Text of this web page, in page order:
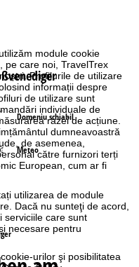
module cookie
pe care noi, TravelTrex
Profilurile de utilizare
informații despre
de utilizare sunt
individuale de
razei de acțiune.
dumneavoastră
de asemenea,
către furnizori terți
European, cum ar fi
utilizarea de module
Dacă nu sunteţi de acord,
serviciile care sunt
necesare pentru
urilor şi posibilitatea
Domeniu schiabil
Meteo